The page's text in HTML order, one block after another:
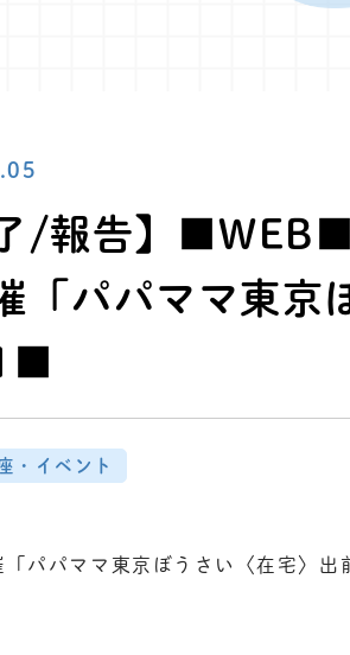
了/報告】
「パパママ東京
・イベント
「パパママ東京ぼうさい〈在宅〉